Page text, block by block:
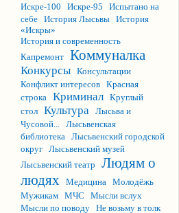
Искре-100
Искре-95
Испытано на
себе История Лысьвы История
«Искры»
История и современность
Капремонт Коммуналка
Конкурсы Консультации
Конфликт интересов Красная
строка Криминал Круглый
стол Культура Лысьва и
Чусовой... Лысьвенская
библиотека Лысьвенский городской
округ Лысьвенский музей
Лысьвенский театр
Людям о
людях Медицина Молодёжь
Мужикам МЧС
Мысли вслух
Мысли по поводу Не возьму в толк